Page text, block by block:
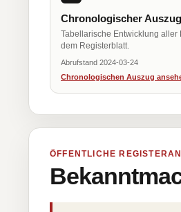
Chronologischer Auszug
Tabellarische Entwicklung aller
dem Registerblatt.
Abrufstand 2024-03-24
Chronologischen Auszug
ÖFFENTLICHE